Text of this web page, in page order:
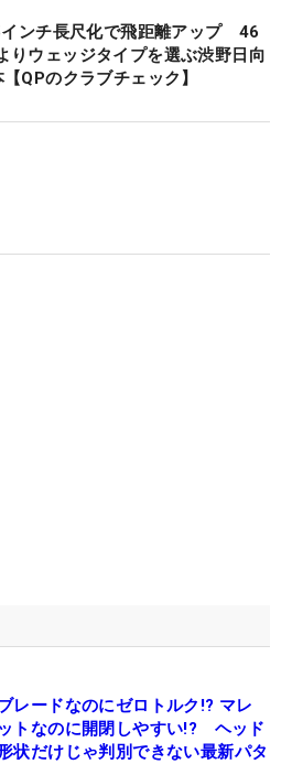
すでにこの2ボールパターは
だ。しかしノリノリで「テイ
だよ！」と笑顔でサービス
担当者に「日本の方が早か
ンチ長尺化で飛距離アップ 46
りウェッジタイプを選ぶ渋野日向
QPのクラブチェック】
レードなのにゼロトルク!? マレ
ットなのに開閉しやすい!? ヘッド
状だけじゃ判別できない最新パタ